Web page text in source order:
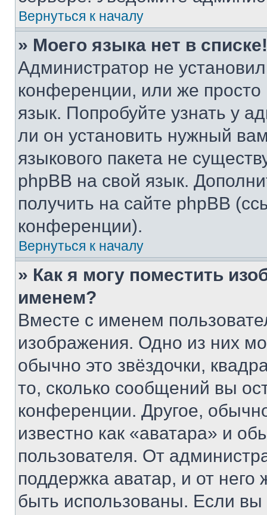
Вернуться к началу
» Моего языка нет в списке!
Администратор не
конференции, или же
язык. Попробуйте узнать у
ли он установить нужный
языкового пакета не
phpBB на свой язык.
получить на сайте phpBB
конференции).
Вернуться к началу
» Как я могу поместить
именем?
Вместе с именем
изображения. Одно из них
обычно это звёздочки,
то, сколько сообщений вы
конференции. Другое,
известно как «аватара» и
пользователя. От
поддержка аватар, и от него
быть использованы. Если